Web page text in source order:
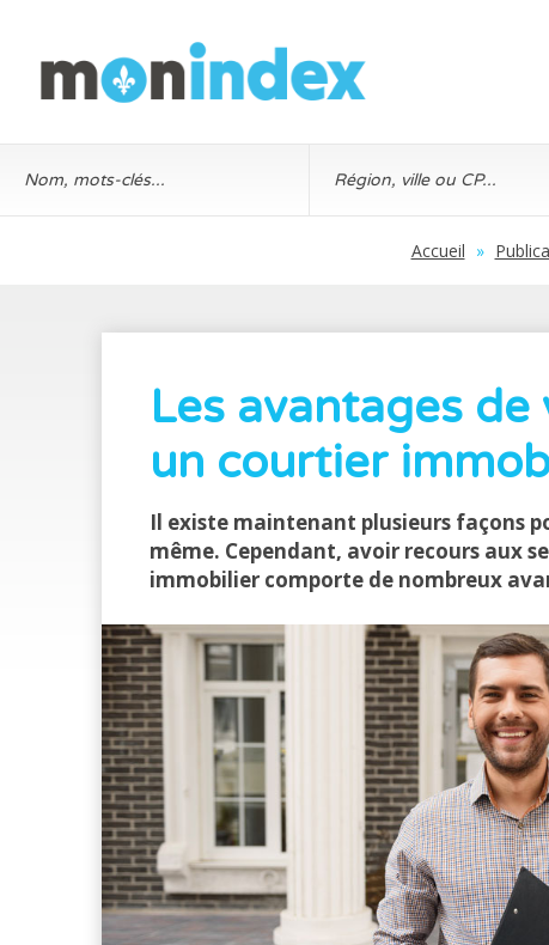
Accueil »
Les avantages de
un courtier
Il existe maintenant plusieurs façons
même. Cependant, avoir recours aux
immobilier comporte de nombreux